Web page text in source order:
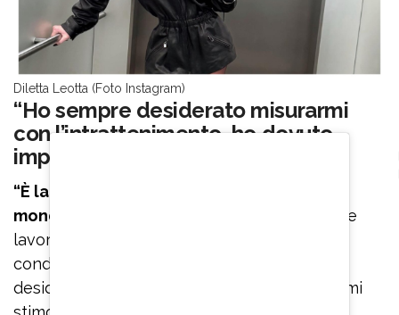
Diletta Leotta (Foto Instagram)
“Ho sempre desiderato misurarmi
con l’intrattenimento, ho dovuto
imparare a stare zitta”
“È la prima volta che mi confronto con il
mondo della tv in chiaro
, perché ho sempre
lavorato per le piattaforme – spiega la
conduttrice catanese – Ma ho sempre
desiderato misurarmi con l’intrattenimento, mi